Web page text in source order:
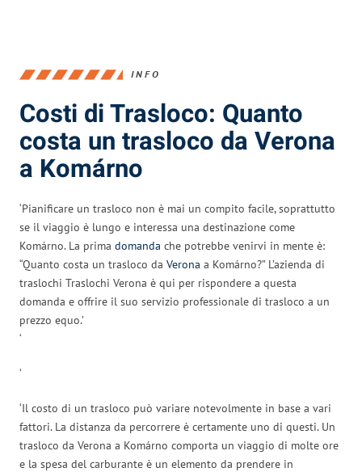
INFO
Costi di Trasloco: Quanto
costa un trasloco da Verona
a Komárno
‘Pianificare un trasloco non è mai un compito facile, soprattutto
se il viaggio è lungo e interessa una destinazione come
Komárno. La prima domanda che potrebbe venirvi in mente è:
“Quanto costa un trasloco da Verona a Komárno?” L’azienda di
traslochi Traslochi Verona è qui per rispondere a questa
domanda e offrire il suo servizio professionale di trasloco a un
prezzo equo.’
‘
‘
‘Il costo di un trasloco può variare notevolmente in base a vari
fattori. La distanza da percorrere è certamente uno di questi. Un
trasloco da Verona a Komárno comporta un viaggio di molte ore
e la spesa del carburante è un elemento da prendere in